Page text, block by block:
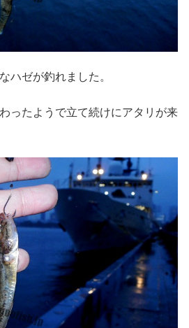
ハゼが釣れました。
ったようで立て続けにアタリが来